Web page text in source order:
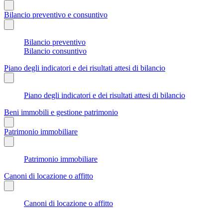
Bilancio preventivo e consuntivo
Bilancio preventivo
Bilancio consuntivo
Piano degli indicatori e dei risultati attesi di bilancio
Piano degli indicatori e dei risultati attesi di bilancio
Beni immobili e gestione patrimonio
Patrimonio immobiliare
Patrimonio immobiliare
Canoni di locazione o affitto
Canoni di locazione o affitto